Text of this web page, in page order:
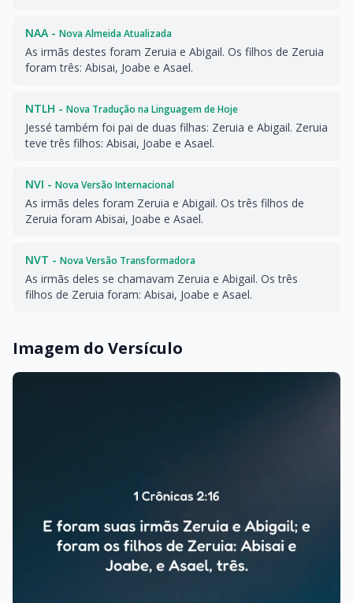
NAA - Nova Almeida Atualizada
As irmãs destes foram Zeruia e Abigail. Os filhos de Zeruia
foram três: Abisai, Joabe e Asael.
NTLH - Nova Tradução na Linguagem de Hoje
Jessé também foi pai de duas filhas: Zeruia e Abigail. Zeruia
teve três filhos: Abisai, Joabe e Asael.
NVI - Nova Versão Internacional
As irmãs deles foram Zeruia e Abigail. Os três filhos de
Zeruia foram Abisai, Joabe e Asael.
NVT - Nova Versão Transformadora
As irmãs deles se chamavam Zeruia e Abigail. Os três
filhos de Zeruia foram: Abisai, Joabe e Asael.
Imagem do Versículo